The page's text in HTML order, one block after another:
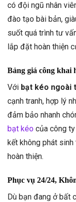
có đội ngũ nhân
đào tạo bài bản,
suốt quá trình tư
lắp đặt hoàn thiện
Bảng giá công khai
Với bạt kéo ngoài
cạnh tranh, hợp lý
đảm bảo nhanh
bạt kéo của công
kết không phát
hoàn thiện.
Phục vụ 24/24,
Dù bạn đang ở bất